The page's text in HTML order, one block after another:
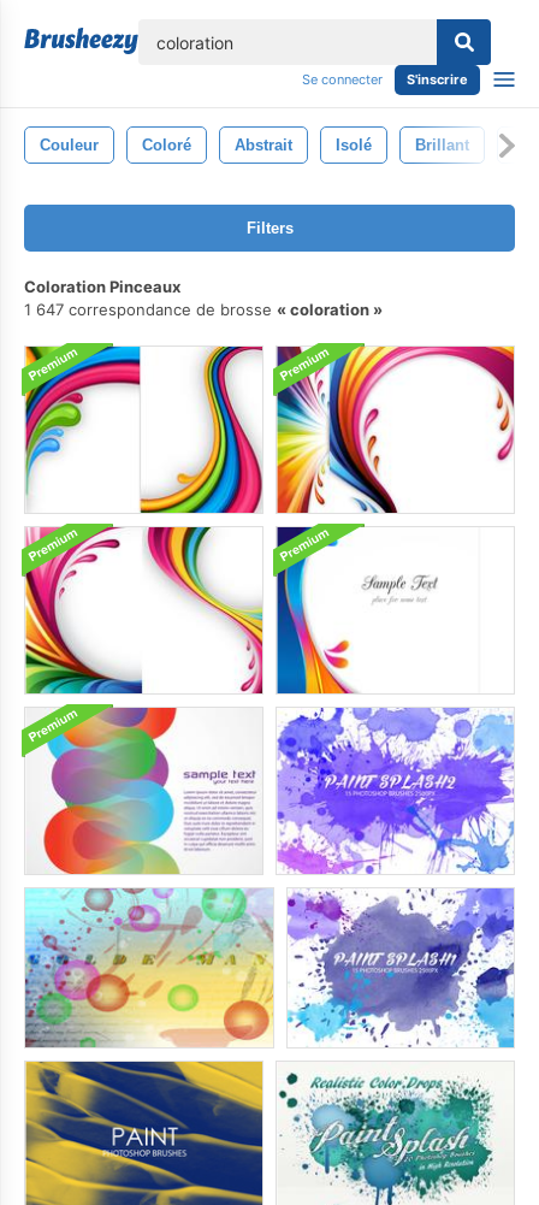
Se connecter S'inscrire
Couleur Coloré Abstrait Isolé Brillant
Filters
Coloration Pinceaux
1 647 correspondance de brosse
coloration